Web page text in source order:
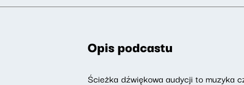
Opis podcastu
Ścieżka dźwiękowa audycji to muzyka